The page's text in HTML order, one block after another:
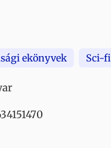
ekönyvek Sci-fi